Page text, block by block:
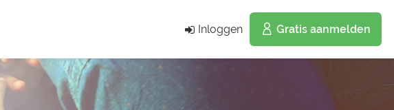
Inloggen Gratis aanmelden